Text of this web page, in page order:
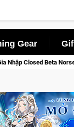
Gear
Saga: Cửu Giới